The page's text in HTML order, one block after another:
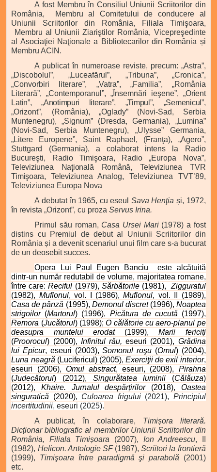
A fost Membru în Consiliul Uniunii Scriitorilor din
România, Membru al Comitetului de conducere al
Uniunii Scriitorilor din România, Filiala Timişoara,
Membru al Uniunii Ziariştilor România, Vicepreşedinte
al Asociaţiei Naţionale a Bibliotecarilor din România și
Membru ACIN.
A publicat în numeroase reviste, precum: „Astra”,
„Discobolul”, „Luceafărul”, „Tribuna”, „Cronica”,
„Convorbiri literare”, „Vatra”, „Familia”, „România
Literară”, „Contemporanul”, „Însemnări ieşene”, „Orient
Latin”, „Anotimpuri literare”, „Timpul”, „Semenicul”,
„Orizont”, (România), „Oglady” (Novi-Sad, Serbia
Muntenegru), „Signum” (Dresda, Germania), „Lumina”
(Novi-Sad, Serbia Muntenegru), „Ulysse” Germania,
„Litere Europene”, Saint Raphael, (Franţa), „Agero”,
Stuttgard (Germania), a colaborat intens la Radio
Bucureşti, Radio Timişoara, Radio „Europa Nova”,
Televiziunea Naţională Română, Televiziunea TVR
Timişoara, Televiziunea Analog, Televiziunea TVT’89,
Televiziunea Europa Nova
A debutat în 1965, cu eseul Sava Henţia și, 1972,
în revista „Orizont”, cu prozaServus Irina.
Primul său roman, Casa Ursei Mari (1978) a fost
distins cu Premiul de debut al Uniunii Scriitorilor din
România și a devenit scenariul unui film care s-a bucurat
de un deosebit succes.
Opera Lui Paul Eugen Banciu este alcătuită
dintr-un număr redutabil de volume, majoritatea romane,
între care: Reciful (1979), Sărbătorile(1981), Zigguratul
(1982), Muflonul, vol. I (1986),Muflonul, vol. II (1989),
Casa de pânză (1995), Demonul discret(1996), Noaptea
strigoilor (Martorul) (1996), Picătura de cucută (1997),
Remora (Jucătorul) (1998);O călătorie cu aero-planul pe
deasupra muntelui
erodat(1999),Marii fericiţi
(Proorocul) (2000), Infinitul rău,eseuri (2001), Grădina
lui Epicur, eseuri (2003),Somonul roşu (Omul) (2004),
Luna neagră (Lucifericul) (2005),Exerciţii de exil interior,
eseuri (2006), Omul abstract, eseuri, (2008), Pirahna
(Judecătorul) (2012), Singurătatea luminii (Călăuza)
(2012),Khaire. Jurnalul despărțirilor(2018), Oastea
singuratică (2020), Culoarea frigului(2021), Principiul
incertitudinii, eseuri (2025).
A publicat, în colaborare, Timișora literară.
Dicționar bibliografic al membrilor Uniunii Scriitorilor din
România, Filiala Timișoara (2007), Ion Andreescu, II
(1982), Helicon. Antologie SF(1987),Scriitori la frontieră
(1999), Timişoara între paradigmă şi parabolă (2001)
etc.